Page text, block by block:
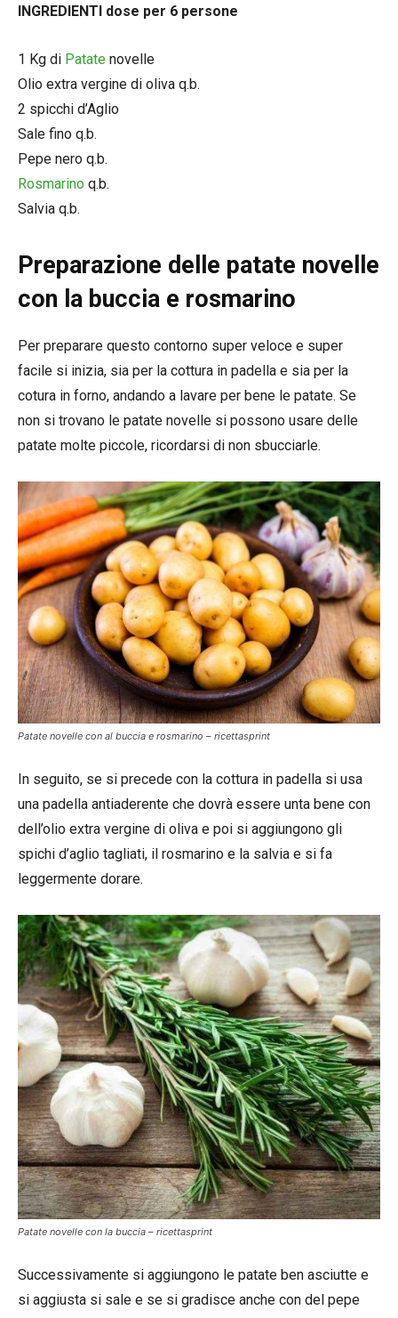
INGREDIENTI dose per 6 persone
1 Kg di Patate novelle
Olio extra vergine di oliva q.b.
2 spicchi d’Aglio
Sale fino q.b.
Pepe nero q.b.
Rosmarino q.b.
Salvia q.b.
Preparazione delle patate novelle
con la buccia e rosmarino
Per preparare questo contorno super veloce e super
facile si inizia, sia per la cottura in padella e sia per la
cotura in forno, andando a lavare per bene le patate. Se
non si trovano le patate novelle si possono usare delle
patate molte piccole, ricordarsi di non sbucciarle.
Patate novelle con al buccia e rosmarino – ricettasprint
In seguito, se si precede con la cottura in padella si usa
una padella antiaderente che dovrà essere unta bene con
dell’olio extra vergine di oliva e poi si aggiungono gli
spichi d’aglio tagliati, il rosmarino e la salvia e si fa
leggermente dorare.
Patate novelle con la buccia – ricettasprint
Successivamente si aggiungono le patate ben asciutte e
si aggiusta si sale e se si gradisce anche con del pepe